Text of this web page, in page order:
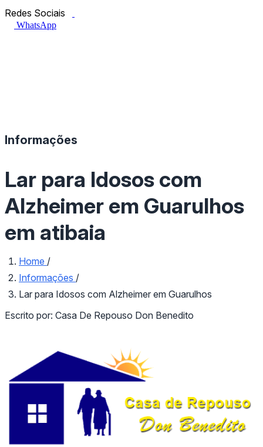
Redes Sociais
WhatsApp
Informações
Lar para Idosos com
Alzheimer em Guarulhos
em atibaia
Home /
Informações /
Lar para Idosos com Alzheimer em Guarulhos
Escrito por: Casa De Repouso Don Benedito